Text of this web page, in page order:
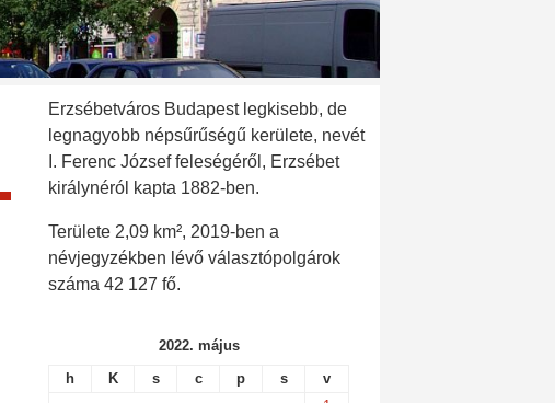
Erzsébetváros Budapest legkisebb, de
legnagyobb népsűrűségű kerülete, nevét
I. Ferenc József feleségéről, Erzsébet
királynéról kapta 1882-ben.
Területe 2,09 km², 2019-ben a
névjegyzékben lévő választópolgárok
száma 42 127 fő.
2022. május
h
K s c p s
v